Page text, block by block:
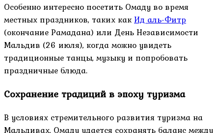
Особенно интересно посетить Омаду во время
местных праздников, таких какИд аль-Фитр
(окончание Рамадана) или День Независимости
Мальдив (26 июля), когда можно увидеть
традиционные танцы, музыку и попробовать
праздничные блюда.
Сохранение традиций в эпоху туризма
В условиях стремительного развития туризма на
Мальдивах, Омаду удается сохранять баланс между